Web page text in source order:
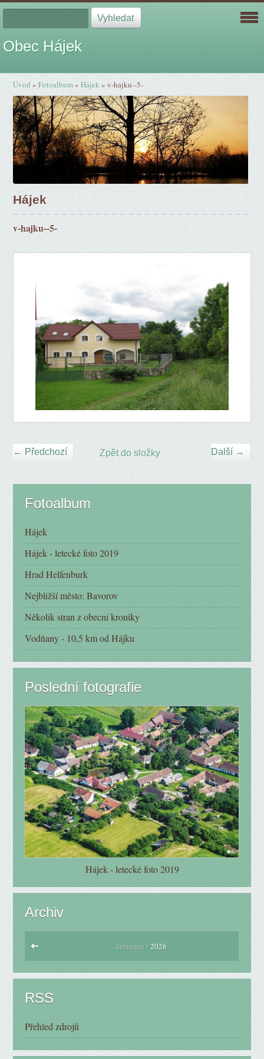
Obec Hájek
Úvod »Fotoalbum»Hájek »v-hajku--5-
Hájek
v-hajku--5-
← Předchozí Další →
Zpět do složky
Fotoalbum
Hájek
Hájek - letecké foto 2019
Hrad Helfenburk
Nejbližší město: Bavorov
Několik stran z obecní kroniky
Vodňany - 10,5 km od Hájku
Poslední fotografie
Hájek - letecké foto 2019
Archiv
červenec /2026
RSS
Přehled zdrojů